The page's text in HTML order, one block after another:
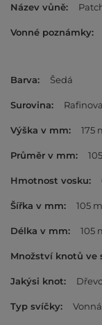
Název vůně
Vonné poznámky
Barva Šedá
Surovina
Výška v mm 175
Průměr v mm
Hmotnost vosku
Šířka v mm 105
Délka v mm 105
Množství knotů ve
Jakýsi knot
Typ svíčky